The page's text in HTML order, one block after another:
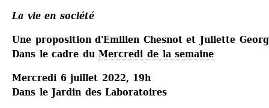
La vie en société
Une proposition d'Emilien Chesnot et Juliette
Dans le cadre du Mercredi de la semaine
Mercredi 6 juillet 2022, 19h
Dans le Jardin des Laboratoires